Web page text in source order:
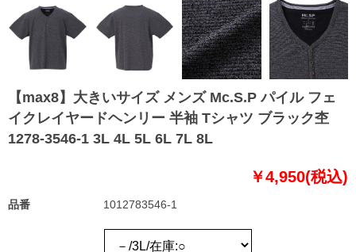
【max8】大きいサイズ メンズ Mc.S.P パイル フェ
イクレイヤードヘンリー 半袖 Tシャツ ブラック杢
1278-3546-1 3L 4L 5L 6L 7L 8L
￥4,950(税込)
品番 1012783546-1